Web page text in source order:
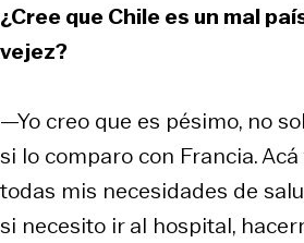
¿Cree que Chile es un mal
vejez?
—Yo creo que es pésimo, no
si lo comparo con Francia.
todas mis necesidades de
si necesito ir al hospital,